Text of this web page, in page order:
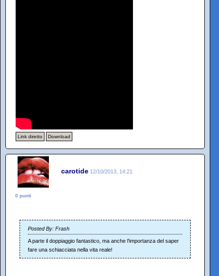
Link diretto Download
carotide 12/10/2013, 14:21
0 punti
Posted By: Frash
A parte il doppiaggio fantastico, ma anche l'importanza del saper
fare una schiacciata nella vita reale!